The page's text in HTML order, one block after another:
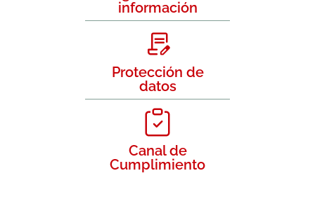
información
Protección de
datos
Canal de
Cumplimiento